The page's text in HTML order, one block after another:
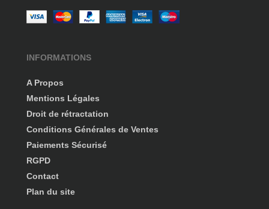
INFORMATIONS
A Propos
Mentions Légales
Droit de rétractation
Conditions Générales de Ventes
Paiements Sécurisé
RGPD
Contact
Plan du site